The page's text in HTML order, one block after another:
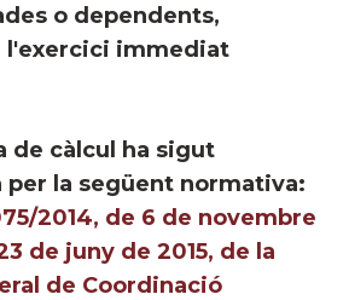
o dependents,
l'exercici immediat
de càlcul ha sigut
per la següent normativa:
2014, de 6 de novembre
de juny de 2015, de la
de Coordinació